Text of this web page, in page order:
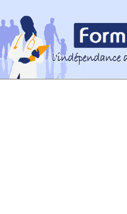
au
contenu